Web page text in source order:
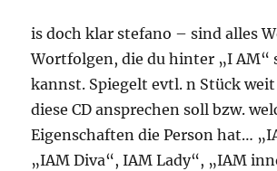
is doch klar stefano – sind alles
Wortfolgen, die du hinter „I AM“
kannst. Spiegelt evtl. n Stück
diese CD ansprechen soll bzw.
Eigenschaften die Person hat…
„IAM Diva“, IAM Lady“, „IAM